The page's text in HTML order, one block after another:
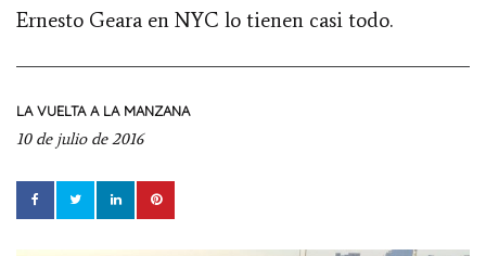
Ernesto Geara en NYC lo tienen casi todo.
LA VUELTA A LA MANZANA
10 de julio de 2016